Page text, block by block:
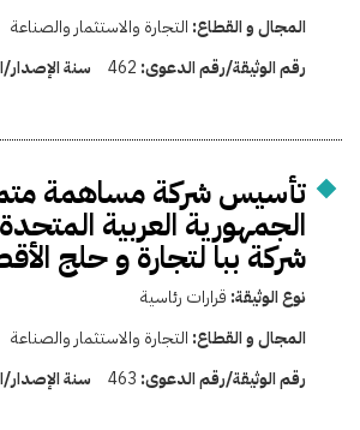
المجال و القطاع: التجارة والاستثمار والصناعة
رقم الوثيقة/رقم الدعوى: 462 سنة الإصدار/
تأسيس شركة مساهمة
الجمهورية العربية
شركة ببا لتجارة و حلج
نوع الوثيقة: قرارات رئاسية
المجال و القطاع: التجارة والاستثمار والصناعة
رقم الوثيقة/رقم الدعوى: 463 سنة الإصدار/